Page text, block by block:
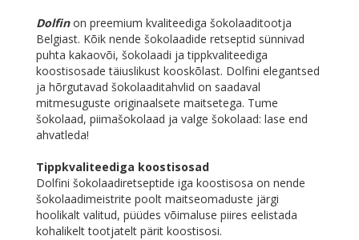
Dolfinon preemium kvaliteediga šokolaaditootja
Belgiast. Kõik nende šokolaadide retseptid sünnivad
puhta kakaovõi, šokolaadi ja tippkvaliteediga
koostisosade täiuslikust kooskõlast. Dolfini elegantsed
ja hõrgutavad šokolaaditahvlid on saadaval
mitmesuguste originaalsete maitsetega. Tume
šokolaad, piimašokolaad ja valge šokolaad: lase end
ahvatleda!
Tippkvaliteediga koostisosad
Dolfini šokolaadiretseptide iga koostisosa on nende
šokolaadimeistrite poolt maitseomaduste järgi
hoolikalt valitud, püüdes võimaluse piires eelistada
kohalikelt tootjatelt pärit koostisosi.